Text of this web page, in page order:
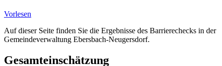
Vorlesen
Auf dieser Seite finden Sie die Ergebnisse des Barrierechecks in der
Gemeindeverwaltung Ebersbach-Neugersdorf.
Gesamteinschätzung